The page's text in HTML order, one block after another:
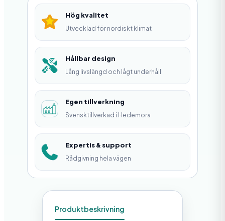
n
g
d
Hög kvalitet
Utvecklad för nordiskt klimat
Hållbar design
Lång livslängd och lågt underhåll
Egen tillverkning
Svensktillverkad i Hedemora
Expertis & support
Rådgivning hela vägen
Produktbeskrivning